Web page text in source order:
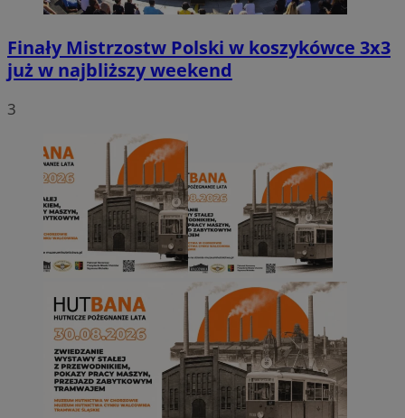
Finały Mistrzostw Polski w koszykówce 3x3
już w najbliższy weekend
3